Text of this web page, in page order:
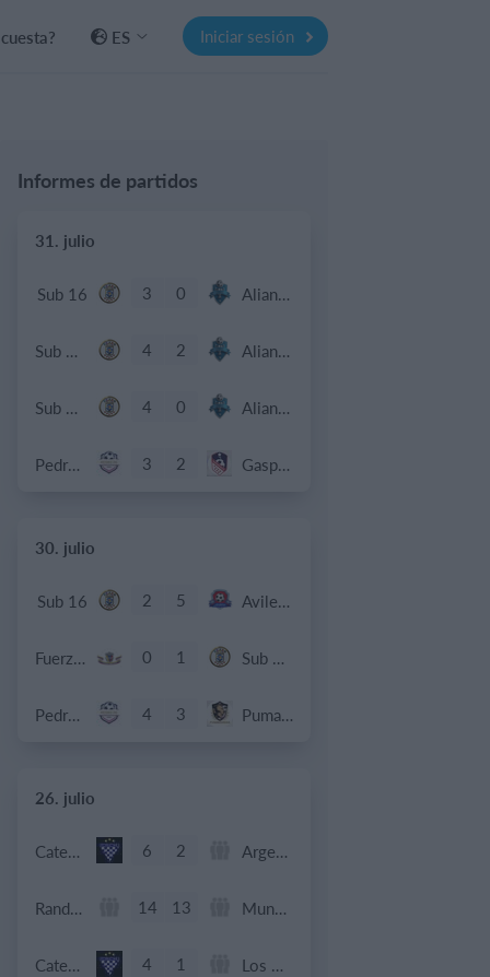
ES Iniciar sesión
Informes de partidos
31. julio
Sub 16 3 0 Alianza Miranda FC
Sub 15 (Distrito) 4 2 Alianza Miranda FC
Sub 12 Avanzado 4 0 Alianza Miranda FC
Pedro Pe 3 2 Gasparinas
30. julio
Sub 16 2 5 Avileños
Fuerza Vinotinto 0 1 Sub 10 Avanzado
Pedro Pe 4 3 Pumahuinas
26. julio
Categoria Primera 6 2 Argentinos del Sur
Rande F.C 14 13 Mundialito Teis
Categoria C20 4 1 Los Cuervos FDM